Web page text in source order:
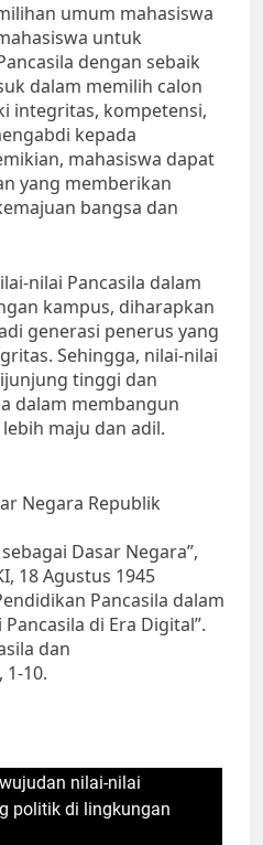
umum mahasiswa
untuk
dengan sebaik
dalam memilih calon
integritas, kompetensi,
kepada
mahasiswa dapat
yang memberikan
bangsa dan
nilai Pancasila dalam
kampus, diharapkan
generasi penerus yang
Sehingga, nilai-nilai
tinggi dan
dalam membangun
maju dan adil.
Negara Republik
Dasar Negara”,
18 Agustus 1945
Pancasila dalam
di Era Digital”.
dan
1-10.
nilai-nilai
politik di lingkungan